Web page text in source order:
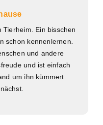
Ein bisschen
schon kennenlernen.
und andere
und ist einfach
um ihn kümmert.